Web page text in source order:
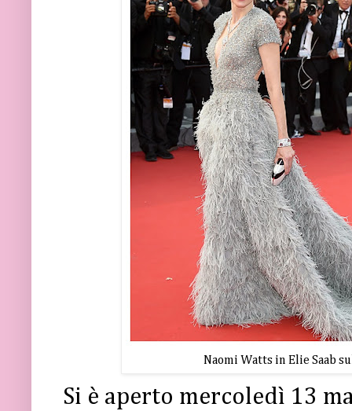
Naomi Watts in Elie Saab
Si è aperto mercoledì 13